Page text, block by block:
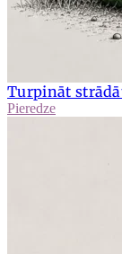
Turpināt
Pieredze